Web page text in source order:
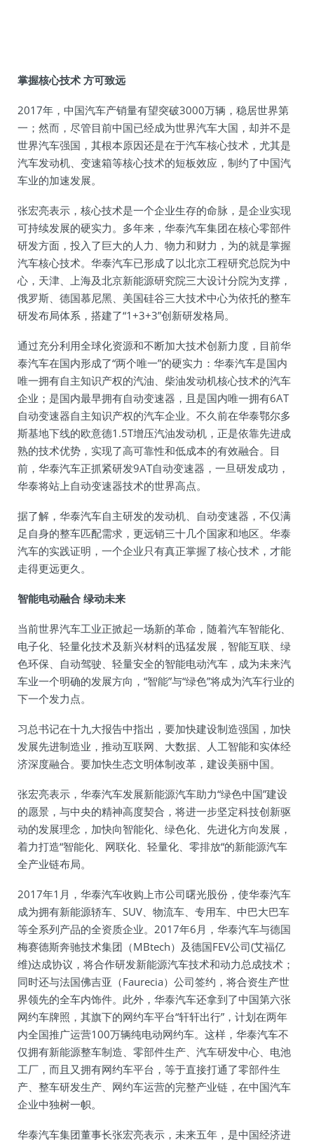
掌握核心技术 方可致远
2017年，中国汽车产销量有望突破3000万辆，稳居世界第
一；然而，尽管目前中国已经成为世界汽车大国，却并不是
世界汽车强国，其根本原因还是在于汽车核心技术，尤其是
汽车发动机、变速箱等核心技术的短板效应，制约了中国汽
车业的加速发展。
张宏亮表示，核心技术是一个企业生存的命脉，是企业实现
可持续发展的硬实力。多年来，华泰汽车集团在核心零部件
研发方面，投入了巨大的人力、物力和财力，为的就是掌握
汽车核心技术。华泰汽车已形成了以北京工程研究总院为中
心，天津、上海及北京新能源研究院三大设计分院为支撑，
俄罗斯、德国慕尼黑、美国硅谷三大技术中心为依托的整车
研发布局体系，搭建了“1+3+3”创新研发格局。
通过充分利用全球化资源和不断加大技术创新力度，目前华
泰汽车在国内形成了“两个唯一”的硬实力：华泰汽车是国内
唯一拥有自主知识产权的汽油、柴油发动机核心技术的汽车
企业；是国内最早拥有自动变速器，且是国内唯一拥有6AT
自动变速器自主知识产权的汽车企业。不久前在华泰鄂尔多
斯基地下线的欧意德1.5T增压汽油发动机，正是依靠先进成
熟的技术优势，实现了高可靠性和低成本的有效融合。目
前，华泰汽车正抓紧研发9AT自动变速器，一旦研发成功，
华泰将站上自动变速器技术的世界高点。
据了解，华泰汽车自主研发的发动机、自动变速器，不仅满
足自身的整车匹配需求，更远销三十几个国家和地区。华泰
汽车的实践证明，一个企业只有真正掌握了核心技术，才能
走得更远更久。
智能电动融合 绿动未来
当前世界汽车工业正掀起一场新的革命，随着汽车智能化、
电子化、轻量化技术及新兴材料的迅猛发展，智能互联、绿
色环保、自动驾驶、轻量安全的智能电动汽车，成为未来汽
车业一个明确的发展方向，“智能”与“绿色”将成为汽车行业的
下一个发力点。
习总书记在十九大报告中指出，要加快建设制造强国，加快
发展先进制造业，推动互联网、大数据、人工智能和实体经
济深度融合。要加快生态文明体制改革，建设美丽中国。
张宏亮表示，华泰汽车发展新能源汽车助力“绿色中国”建设
的愿景，与中央的精神高度契合，将进一步坚定科技创新驱
动的发展理念，加快向智能化、绿色化、先进化方向发展，
着力打造“智能化、网联化、轻量化、零排放“的新能源汽车
全产业链布局。
2017年1月，华泰汽车收购上市公司曙光股份，使华泰汽车
成为拥有新能源轿车、SUV、物流车、专用车、中巴大巴车
等全系列产品的全资质企业。2017年6月，华泰汽车与德国
梅赛德斯奔驰技术集团（MBtech）及德国FEV公司(艾福亿
维)达成协议，将合作研发新能源汽车技术和动力总成技术；
同时还与法国佛吉亚（Faurecia）公司签约，将合资生产世
界领先的全车内饰件。此外，华泰汽车还拿到了中国第六张
网约车牌照，其旗下的网约车平台“轩轩出行”，计划在两年
内全国推广运营100万辆纯电动网约车。这样，华泰汽车不
仅拥有新能源整车制造、零部件生产、汽车研发中心、电池
工厂，而且又拥有网约车平台，等于直接打通了零部件生
产、整车研发生产、网约车运营的完整产业链，在中国汽车
企业中独树一帜。
华泰汽车集团董事长张宏亮表示，未来五年，是中国经济进